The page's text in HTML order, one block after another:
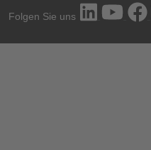
Folgen Sie uns